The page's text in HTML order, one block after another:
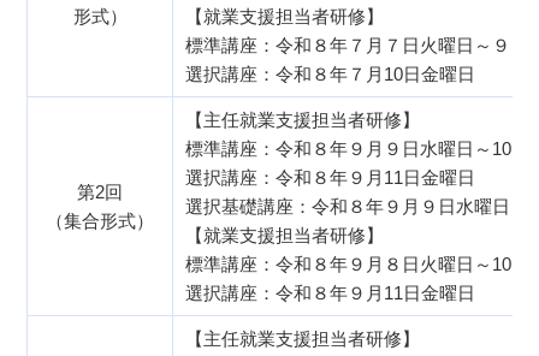
形式）
【就業支援担当者研修】
標準講座：令和８年７月７日火曜日～９日
選択講座：令和８年７月10日金曜日
第2回
（集合形式）
【主任就業支援担当者研修】
標準講座：令和８年９月９日水曜日～10日
選択講座：令和８年９月11日金曜日
選択基礎講座：令和８年９月９日水曜日
【就業支援担当者研修】
標準講座：令和８年９月８日火曜日～10日
選択講座：令和８年９月11日金曜日
【主任就業支援担当者研修】